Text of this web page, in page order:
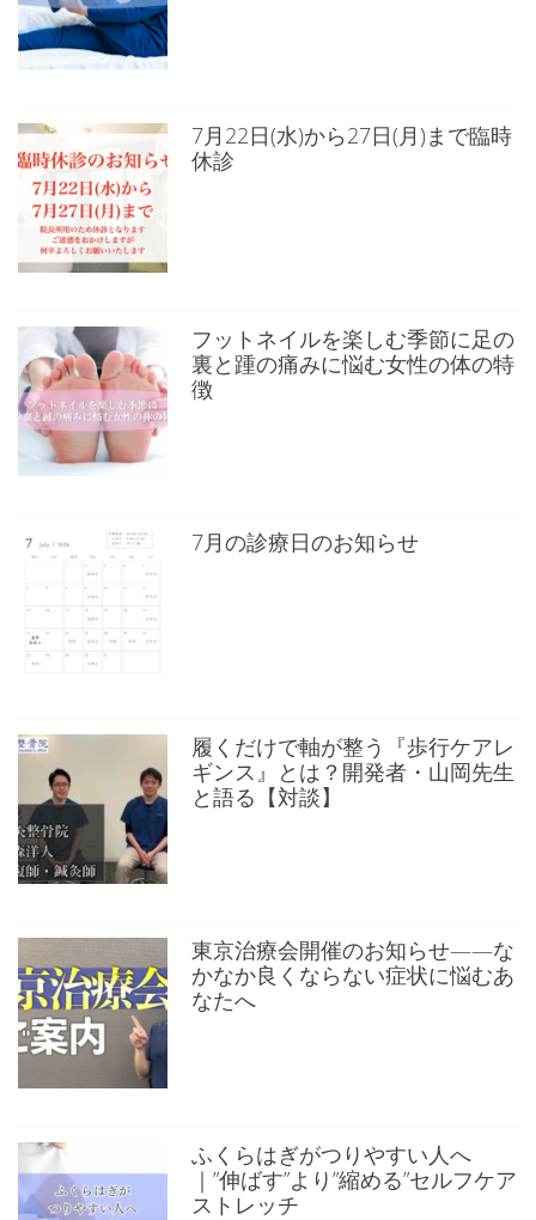
7月22日(水)から27日(月)まで臨時
休診
フットネイルを楽しむ季節に足の
裏と踵の痛みに悩む女性の体の特
徴
7月の診療日のお知らせ
履くだけで軸が整う『歩行ケアレ
ギンス』とは？開発者・山岡先生
と語る【対談】
東京治療会開催のお知らせ——な
かなか良くならない症状に悩むあ
なたへ
ふくらはぎがつりやすい人へ
｜”伸ばす”より”縮める”セルフケア
ストレッチ